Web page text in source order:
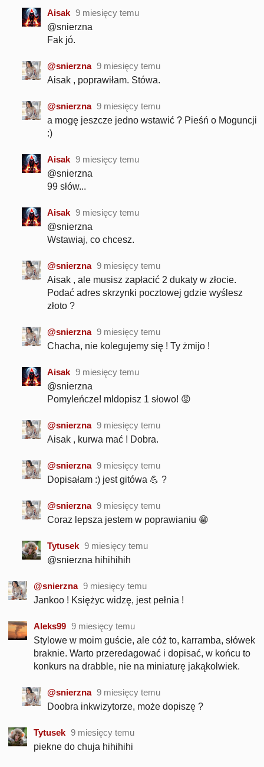
Aisak 9 miesięcy temu
@snierzna
Fak jó.
@snierzna 9 miesięcy temu
Aisak , poprawiłam. Stówa.
@snierzna 9 miesięcy temu
a mogę jeszcze jedno wstawić ? Pieśń o Moguncji
:)
Aisak 9 miesięcy temu
@snierzna
99 słów...
Aisak 9 miesięcy temu
@snierzna
Wstawiaj, co chcesz.
@snierzna 9 miesięcy temu
Aisak , ale musisz zapłacić 2 dukaty w złocie.
Podać adres skrzynki pocztowej gdzie wyślesz
złoto ?
@snierzna 9 miesięcy temu
Chacha, nie kolegujemy się ! Ty żmijo !
Aisak 9 miesięcy temu
@snierzna
Pomyleńcze! mldopisz 1 słowo! 😡
@snierzna 9 miesięcy temu
Aisak , kurwa mać ! Dobra.
@snierzna 9 miesięcy temu
Dopisałam :) jest gitówa 💪 ?
@snierzna 9 miesięcy temu
Coraz lepsza jestem w poprawianiu 😁
Tytusek 9 miesięcy temu
@snierzna hihihihih
@snierzna 9 miesięcy temu
Jankoo ! Księżyc widzę, jest pełnia !
Aleks99 9 miesięcy temu
Stylowe w moim guście, ale cóż to, karramba, słówek
braknie. Warto przeredagować i dopisać, w końcu to
konkurs na drabble, nie na miniaturę jakąkolwiek.
@snierzna 9 miesięcy temu
Doobra inkwizytorze, może dopiszę ?
Tytusek 9 miesięcy temu
piekne do chuja hihihihi